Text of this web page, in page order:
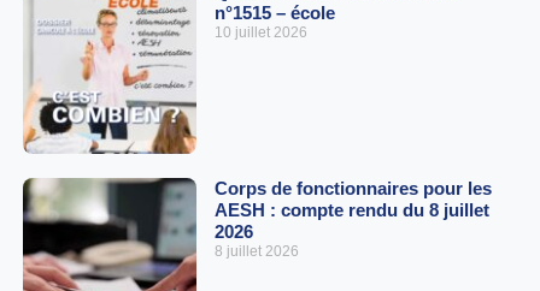
n°1515 – école
10 juillet 2026
Corps de fonctionnaires pour les
AESH : compte rendu du 8 juillet
2026
8 juillet 2026